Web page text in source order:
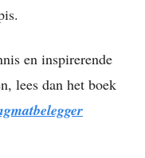
en inspirerende
lees dan het boek